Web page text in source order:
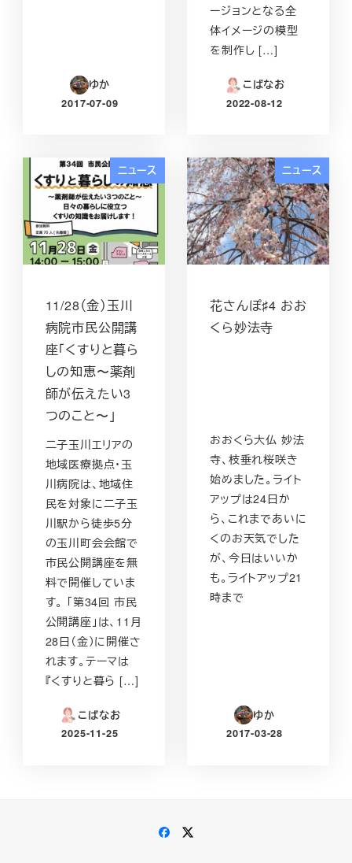
ゆか
投稿日
2017-07-09
ージョンとなる全
体イメージの模型
を制作し […]
こばなお
投稿日
2022-08-12
ニュース
11/28（金）玉川
病院市民公開講
座「くすりと暮ら
しの知恵〜薬剤
師が伝えたい3
つのこと〜」
二子玉川エリアの
地域医療拠点・玉
川病院は、地域住
民を対象に二子玉
川駅から徒歩5分
の玉川町会会館で
市民公開講座を無
料で開催していま
す。 「第34回 市民
公開講座」は、11月
28日（金）に開催さ
れます。テーマは
『くすりと暮ら […]
こばなお
投稿日
2025-11-25
ニュース
花さんぽ♯4 おお
くら妙法寺
おおくら大仏 妙法
寺、枝垂れ桜咲き
始めました。ライト
アップは24日か
ら、これまであいに
くのお天気でした
が、今日はいいか
も。ライトアップ21
時まで
ゆか
投稿日
2017-03-28
Facebook